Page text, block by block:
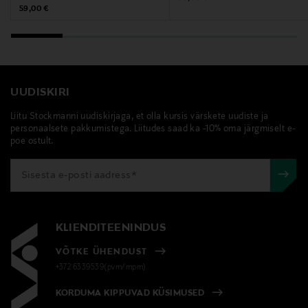
COPOLYMER • TOCOPHEROL • PENTAERYTHRITYL
Tootjamaa
PRANTSUSMAA
Loreal Finland Oy
Tootja aadress
Keilaranta 13 A, 02150, Espoo, Finland
Digitaalne aadress
neuvonta@loreal.com
Original Price
59,00 €
UUDISKIRI
Liitu Stockmanni uudiskirjaga, et olla kursis värskete uudiste ja
personaalsete pakkumistega. Liitudes saad ka -10% oma järgmiselt e-
poe ostult.
KLIENDITEENINDUS
VÕTKE ÜHENDUST
+372 6339539(pvm/mpm)
KORDUMA KIPPUVAD KÜSIMUSED